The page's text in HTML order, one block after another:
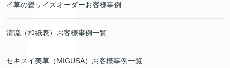
イ草の畳サイズオーダーお客様事例
清流（和紙表）お客様事例一覧
セキスイ美草（MIGUSA）お客様事例一覧